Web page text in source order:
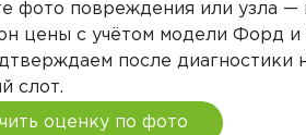
фото повреждения или узла —
цены с учётом модели Форд и
после диагностики
слот.
оценку по фото